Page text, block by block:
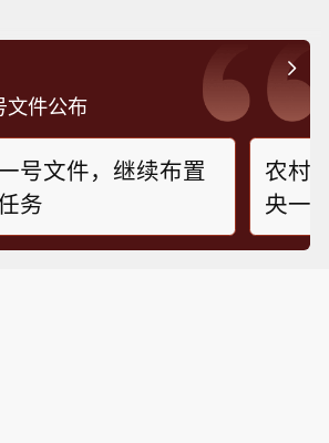
文件公布
号文件，继续布置
务
农村
央一